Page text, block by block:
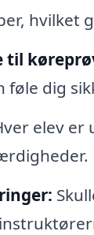
hvilket
til
føle dig
elev er